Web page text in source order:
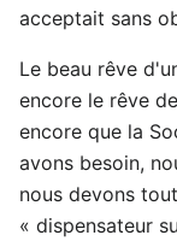
acceptait sans
Le beau rêve
encore le rêve
encore que la
avons besoin,
nous devons tout
« dispensateur